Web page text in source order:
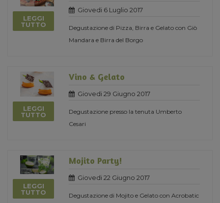
LEGGI
TUTTO
Giovedi 6 Luglio 2017
Degustazione di Pizza, Birra e Gelato con Giò
Mandara e Birra del Borgo
LEGGI
TUTTO
Vino & Gelato
Giovedi 29 Giugno 2017
Degustazione presso la tenuta Umberto
Cesari
LEGGI
TUTTO
Mojito Party!
Giovedi 22 Giugno 2017
Degustazione di Mojito e Gelato con Acrobatic